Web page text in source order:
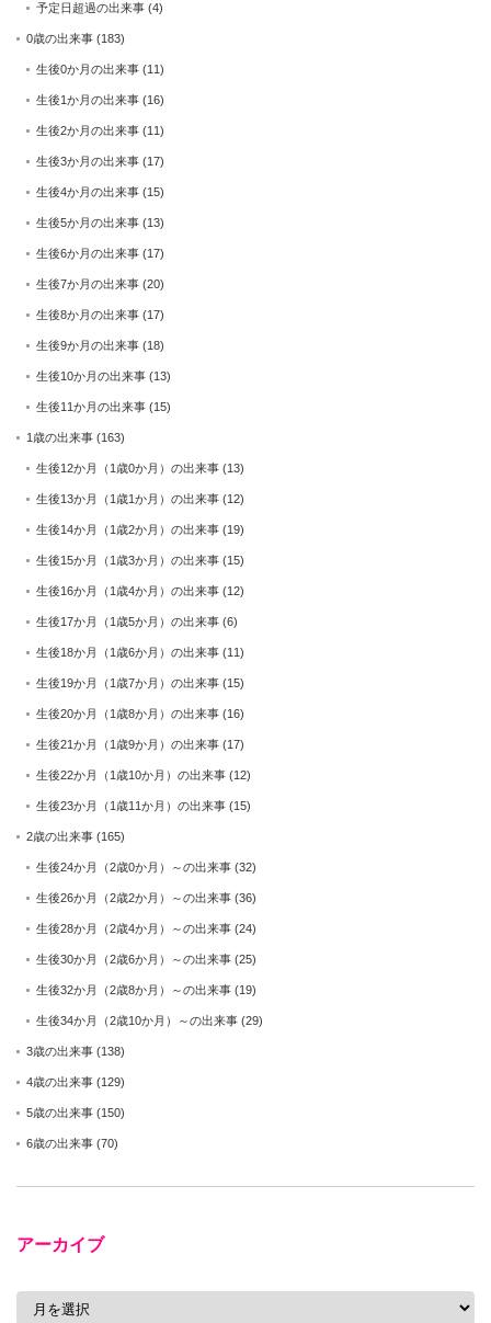
予定日超過の出来事 (4)
0歳の出来事 (183)
生後0か月の出来事 (11)
生後1か月の出来事 (16)
生後2か月の出来事 (11)
生後3か月の出来事 (17)
生後4か月の出来事 (15)
生後5か月の出来事 (13)
生後6か月の出来事 (17)
生後7か月の出来事 (20)
生後8か月の出来事 (17)
生後9か月の出来事 (18)
生後10か月の出来事 (13)
生後11か月の出来事 (15)
1歳の出来事 (163)
生後12か月（1歳0か月）の出来事 (13)
生後13か月（1歳1か月）の出来事 (12)
生後14か月（1歳2か月）の出来事 (19)
生後15か月（1歳3か月）の出来事 (15)
生後16か月（1歳4か月）の出来事 (12)
生後17か月（1歳5か月）の出来事 (6)
生後18か月（1歳6か月）の出来事 (11)
生後19か月（1歳7か月）の出来事 (15)
生後20か月（1歳8か月）の出来事 (16)
生後21か月（1歳9か月）の出来事 (17)
生後22か月（1歳10か月）の出来事 (12)
生後23か月（1歳11か月）の出来事 (15)
2歳の出来事 (165)
生後24か月（2歳0か月）～の出来事 (32)
生後26か月（2歳2か月）～の出来事 (36)
生後28か月（2歳4か月）～の出来事 (24)
生後30か月（2歳6か月）～の出来事 (25)
生後32か月（2歳8か月）～の出来事 (19)
生後34か月（2歳10か月）～の出来事 (29)
3歳の出来事 (138)
4歳の出来事 (129)
5歳の出来事 (150)
6歳の出来事 (70)
アーカイブ
ア